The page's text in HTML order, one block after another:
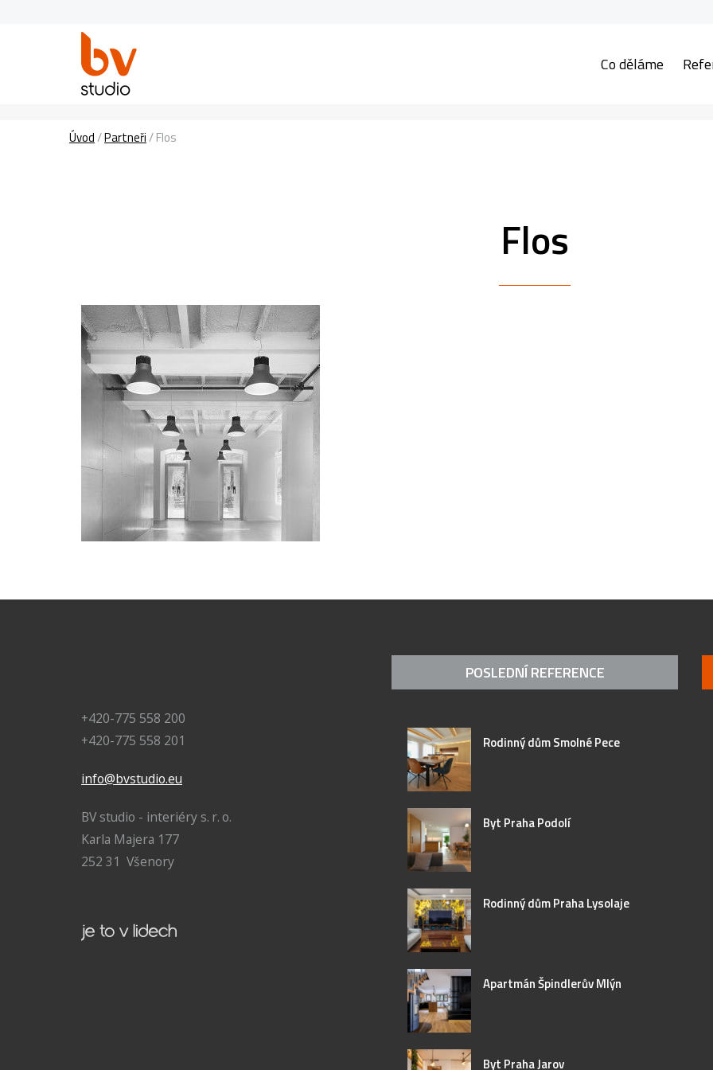
Co děláme
Úvod/Partneři/Flos
Flos
+420-775 558 200
+420-775 558 201
info@bvstudio.eu
BV studio - interiéry s. r. o.
Karla Majera 177
252 31 Všenory
POSLEDNÍ REFERENCE
Rodinný dům Smolné Pece
Byt Praha Podolí
Rodinný dům Praha Lysolaje
Apartmán Špindlerův Mlýn
Byt Praha Jarov